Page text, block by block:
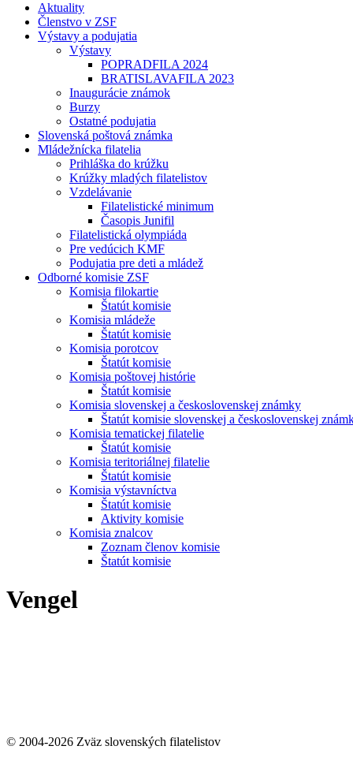
Aktuality
Členstvo v ZSF
Výstavy a podujatia
Výstavy
POPRADFILA 2024
BRATISLAVAFILA 2023
Inaugurácie známok
Burzy
Ostatné podujatia
Slovenská poštová známka
Mládežnícka filatelia
Prihláška do krúžku
Krúžky mladých filatelistov
Vzdelávanie
Filatelistické minimum
Časopis Junifil
Filatelistická olympiáda
Pre vedúcich KMF
Podujatia pre deti a mládež
Odborné komisie ZSF
Komisia filokartie
Štatút komisie
Komisia mládeže
Štatút komisie
Komisia porotcov
Štatút komisie
Komisia poštovej histórie
Štatút komisie
Komisia slovenskej a československej známky
Štatút komisie slovenskej a československej
Komisia tematickej filatelie
Štatút komisie
Komisia teritoriálnej filatelie
Štatút komisie
Komisia výstavníctva
Štatút komisie
Aktivity komisie
Komisia znalcov
Zoznam členov komisie
Štatút komisie
Vengel
© 2004-2026 Zväz slovenských filatelistov